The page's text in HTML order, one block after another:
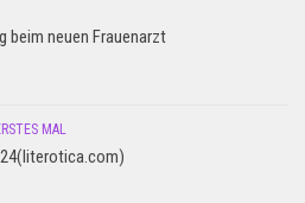
beim neuen Frauenarzt
MAL